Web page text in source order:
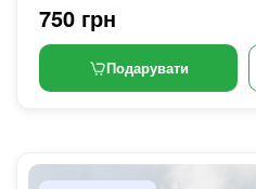
750 грн
Подарувати